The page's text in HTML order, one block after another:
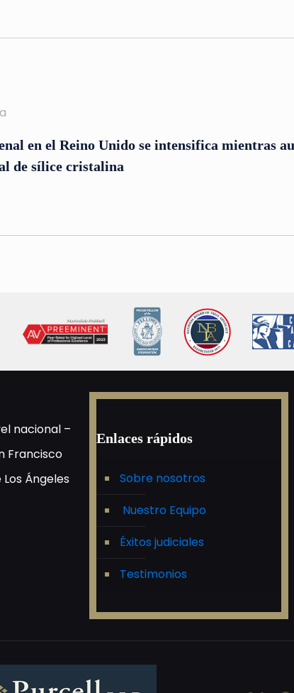
en el Reino Unido se intensifica mientras
de sílice cristalina
nacional –
Francisco
Ángeles
Enlaces rápidos
Sobre nosotros
Nuestro Equipo
Éxitos judiciales
Testimonios